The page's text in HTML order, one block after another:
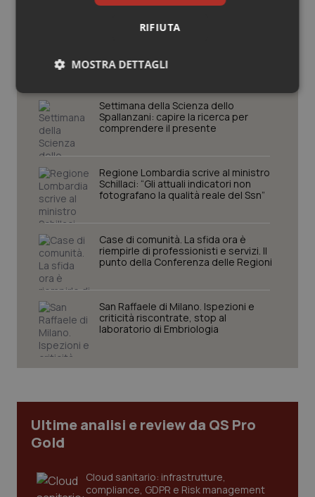
Potrebbe interessarti in
Regioni e Asl
Settimana della Scienza dello
Spallanzani: capire la ricerca per
comprendere il presente
Regione Lombardia scrive al ministro
Schillaci: “Gli attuali indicatori non
fotografano la qualità reale del Ssn”
Case di comunità. La sfida ora è
riempirle di professionisti e servizi. Il
punto della Conferenza delle Regioni
San Raffaele di Milano. Ispezioni e
criticità riscontrate, stop al
laboratorio di Embriologia
Ultime analisi e review da QS Pro
Gold
Cloud sanitario: infrastrutture,
compliance, GDPR e Risk management
RIFIUTA
MOSTRA DETTAGLI
Necessari Statistici Marketing
Necessari Statistici Marketing
I cookie necessari contribuiscono a rendere fruibile il
navigazione sulle pagine e l'accesso alle aree
protette del sito. Il sito web non è in grado di
funzionare correttamente senza questi cookie.
Nome
VISITOR_PRIVACY_METADATA
YouTube
.youtube.com